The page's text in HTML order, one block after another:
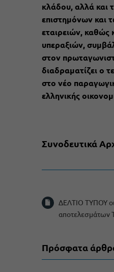
κλάδου, αλλά και
επιστημόνων και
εταιρειών, καθώς
υπεραξιών,
στον
διαδραματίζει ο
στο νέο
ελληνικής
Συνοδευτικά
ΔΕΛΤΙΟ ΤΥΠΟΥ
αποτελεσμάτων
Πρόσφατα